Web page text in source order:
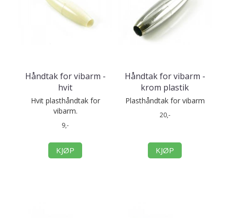
Håndtak for vibarm -
hvit
Hvit plasthåndtak for
vibarm.
9,-
KJØP
Håndtak for vibarm -
krom plastik
Plasthåndtak for vibarm
20,-
KJØP